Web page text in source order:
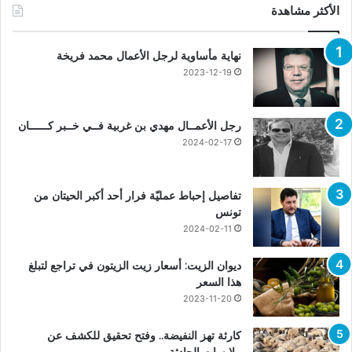
الأكثر مشاهدة
نهاية مأساوية لرجل الأعمال محمد فريخة
2023-12-19
رجل الأعمــال مهدي بن غربية فــي خــبر كــــــان
2024-02-17
تفاصيل إحباط عمليّة فرار أحد أكبر الحيتان من
تونس
2024-02-11
ديوان الزيت: أسعار زيت الزيتون في تراجع لتبلغ
هذا السعر
2023-11-20
كارثة تهز النفيضة.. وفتح تحقيق للكشف عن